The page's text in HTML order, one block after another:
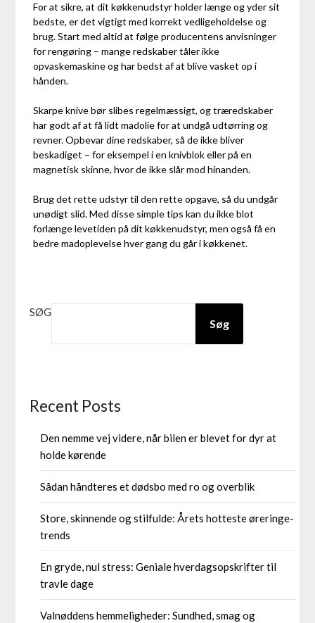
For at sikre, at dit køkkenudstyr holder længe og yder sit
bedste, er det vigtigt med korrekt vedligeholdelse og
brug. Start med altid at følge producentens anvisninger
for rengøring – mange redskaber tåler ikke
opvaskemaskine og har bedst af at blive vasket op i
hånden.
Skarpe knive bør slibes regelmæssigt, og træredskaber
har godt af at få lidt madolie for at undgå udtørring og
revner. Opbevar dine redskaber, så de ikke bliver
beskadiget – for eksempel i en knivblok eller på en
magnetisk skinne, hvor de ikke slår mod hinanden.
Brug det rette udstyr til den rette opgave, så du undgår
unødigt slid. Med disse simple tips kan du ikke blot
forlænge levetiden på dit køkkenudstyr, men også få en
bedre madoplevelse hver gang du går i køkkenet.
SØG
Søg
Recent Posts
Den nemme vej videre, når bilen er blevet for dyr at
holde kørende
Sådan håndteres et dødsbo med ro og overblik
Store, skinnende og stilfulde: Årets hotteste øreringe-
trends
En gryde, nul stress: Geniale hverdagsopskrifter til
travle dage
Valnøddens hemmeligheder: Sundhed, smag og